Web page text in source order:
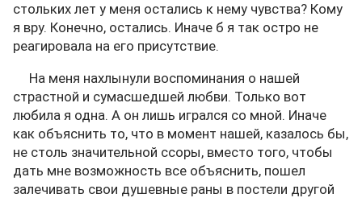
стольких лет у меня остались к нему чувства? Кому
я вру. Конечно, остались. Иначе б я так остро не
реагировала на его присутствие.
На меня нахлынули воспоминания о нашей
страстной и сумасшедшей любви. Только вот
любила я одна. А он лишь игрался со мной. Иначе
как объяснить то, что в момент нашей, казалось бы,
не столь значительной ссоры, вместо того, чтобы
дать мне возможность все объяснить, пошел
залечивать свои душевные раны в постели другой